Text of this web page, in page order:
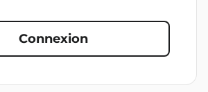
Connexion